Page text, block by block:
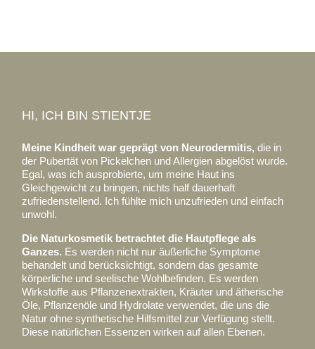
HI, ICH BIN STIENTJE
Meine Kindheit war geprägt von Neurodermitis, die in
der Pubertät von Pickelchen und Allergien abgelöst wurde.
Egal, was ich ausprobierte, um meine Haut ins
Gleichgewicht zu bringen, nichts half dauerhaft
zufriedenstellend. Ich fühlte mich unzufrieden und einfach
unwohl.
Die Naturkosmetik betrachtet die Hautpflege als
Ganzes. Es werden nicht nur äußerliche Symptome
behandelt und berücksichtigt, sondern das gesamte
körperliche und seelische Wohlbefinden. Es werden
Wirkstoffe aus Pflanzenextrakten, Kräuter und ätherische
Öle, Pflanzenöle und Hydrolate verwendet, die uns die
Natur ohne synthetische Hilfsmittel zur Verfügung stellt.
Diese natürlichen Essenzen wirken auf allen Ebenen.